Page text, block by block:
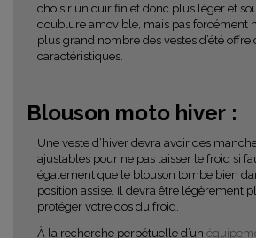
choisir un cuir fin et donc plus léger et
doublure amovible, mais pas forcément
plus grand nombre des vestes d’été offre
caractéristiques.
Blouson moto hiver :
Une veste d’hiver devra avoir des
ajustables pour ne pas laisser le froid si
également que le blouson tombe bien
position assise. Il devra être légèrement
protéger votre dos du froid.
À la recherche perpétuelle d’un